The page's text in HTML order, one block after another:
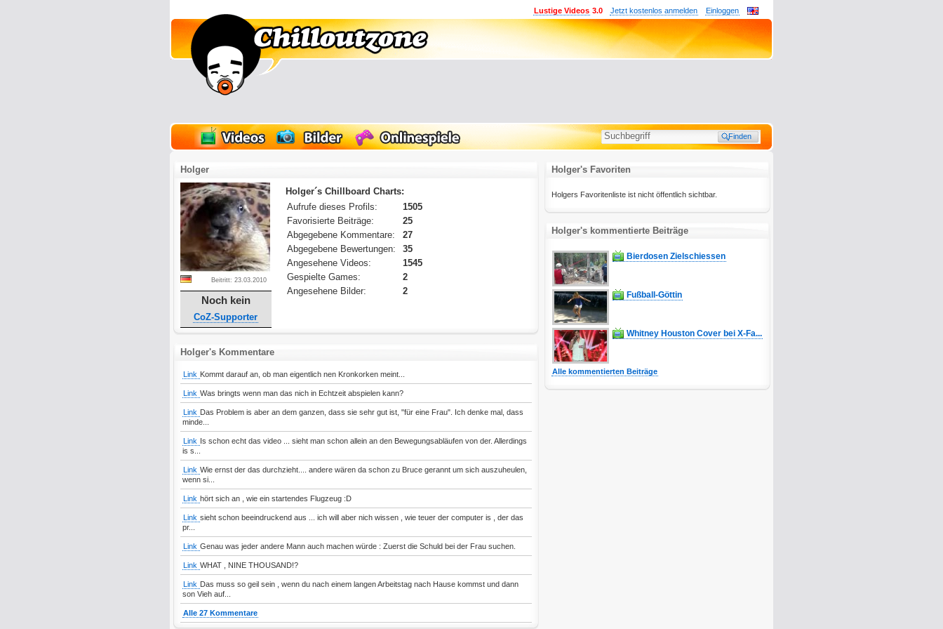
Einloggen
Jetzt kostenlos anmelden
Lustige Videos 3.0
Holger
Beitritt: 23.03.2010
Noch kein
CoZ-Supporter
Holger´s Chillboard Charts:
Aufrufe dieses Profils:
1505
Favorisierte Beiträge:
25
Abgegebene Kommentare:
27
Abgegebene Bewertungen:
35
Angesehene Videos:
1545
Gespielte Games:
2
Angesehene Bilder:
2
Holger's Kommentare
Link Kommt darauf an, ob man eigentlich nen Kronkorken meint...
Link Was bringts wenn man das nich in Echtzeit abspielen kann?
Link Das Problem is aber an dem ganzen, dass sie sehr gut ist, "für eine Frau". Ich denke mal, dass
minde...
Link Is schon echt das video ... sieht man schon allein an den Bewegungsabläufen von der. Allerdings
is s...
Link Wie ernst der das durchzieht.... andere wären da schon zu Bruce gerannt um sich auszuheulen,
wenn si...
Link hört sich an , wie ein startendes Flugzeug :D
Link sieht schon beeindruckend aus ... ich will aber nich wissen , wie teuer der computer is , der das
pr...
Link Genau was jeder andere Mann auch machen würde : Zuerst die Schuld bei der Frau suchen.
Link WHAT , NINE THOUSAND!?
Link Das muss so geil sein , wenn du nach einem langen Arbeitstag nach Hause kommst und dann
son Vieh auf...
Alle 27 Kommentare
Holger's Favoriten
Holgers Favoritenliste ist nicht öffentlich sichtbar.
Holger's kommentierte Beiträge
Bierdosen Zielschiessen
Fußball-Göttin
Whitney Houston Cover bei X-Fa...
Alle kommentierten Beiträge